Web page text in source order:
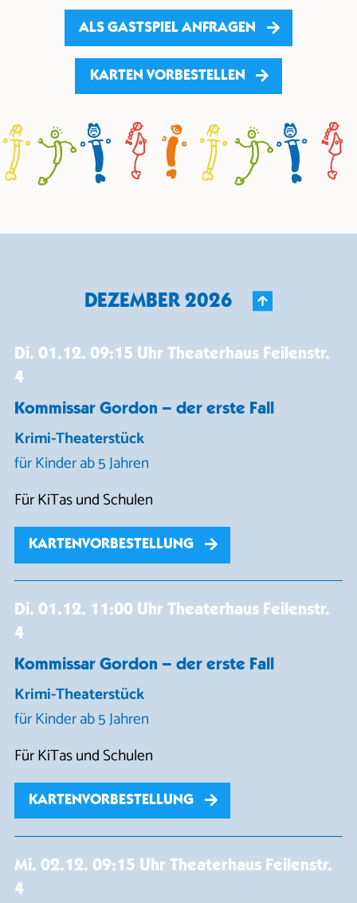
ALS GASTSPIEL ANFRAGEN
KARTEN VORBESTELLEN
DEZEMBER 2026
Di. 01.12. 09:15 UhrTheaterhaus Feilenstr.
4
Kommissar Gordon – der erste Fall
Krimi-Theaterstück
für Kinder ab 5 Jahren
Für KiTas und Schulen
KARTENVORBESTELLUNG
Di. 01.12. 11:00 UhrTheaterhaus Feilenstr.
4
Kommissar Gordon – der erste Fall
Krimi-Theaterstück
für Kinder ab 5 Jahren
Für KiTas und Schulen
KARTENVORBESTELLUNG
Mi. 02.12. 09:15 UhrTheaterhaus Feilenstr.
4